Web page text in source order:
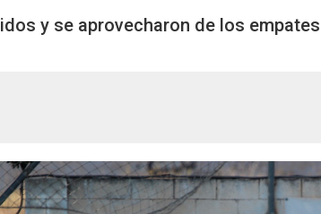
y se aprovecharon de los